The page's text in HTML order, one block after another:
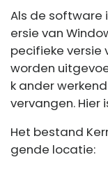
Als de software
ersie van
pecifieke versie
worden
k ander
vervangen. Hier
Het bestand
gende locatie: